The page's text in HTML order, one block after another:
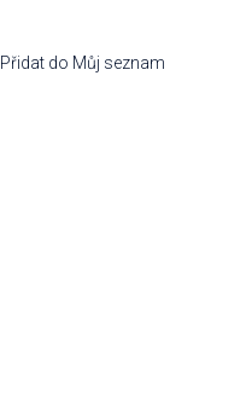
Přidat do Můj seznam